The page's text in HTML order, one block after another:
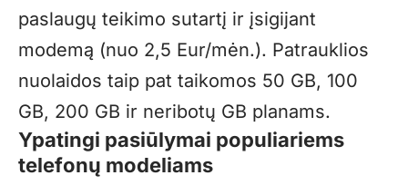
paslaugų teikimo sutartį ir įsigijant
modemą (nuo 2,5 Eur/mėn.). Patrauklios
nuolaidos taip pat taikomos 50 GB, 100
GB, 200 GB ir neribotų GB planams.
Ypatingi pasiūlymai populiariems
telefonų modeliams